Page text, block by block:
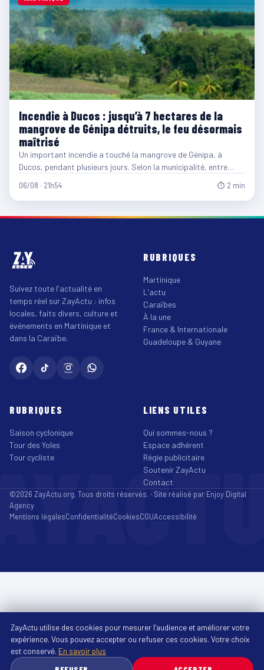
Incendie à Ducos : jusqu’à 7 hectares de la
mangrove de Génipa détruits, le feu désormais
maîtrisé
Un important incendie a touché la mangrove de Génipa, à
Ducos, pendant plusieurs jours. Selon la municipalité, entre…
06/08 · 21h54 ⏱ 2 min
Suivez toute l'actualité en
temps réel sur ZayActu : infos
locales, faits divers, culture et
événements en Martinique et
dans la Caraïbe.
RUBRIQUES
Martinique
L'actu
Caraïbes
À la une
France & Internationale
Guadeloupe & Guyane
RUBRIQUES
Saison cyclonique
Tour des Yoles
Tour cycliste
LIENS UTILES
Qui sommes-nous ?
Espace adhérent
Régie publicitaire
Soutenir ZayActu
Contact
©2026 ZayActu.org. Tous droits réservés. · Site réalisé par Enjoy Digital
Agency
Mentions légalesConfidentialitéCookiesCGUAccessibilité
ZayActu utilise des cookies pour mesurer l’audience et améliorer votre
expérience. Vous pouvez accepter ou refuser ces cookies. Votre choix
est conservé. En savoir plus